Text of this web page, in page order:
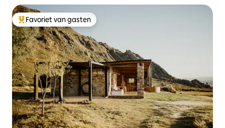
Topfavoriet van gasten
Favoriet van gasten